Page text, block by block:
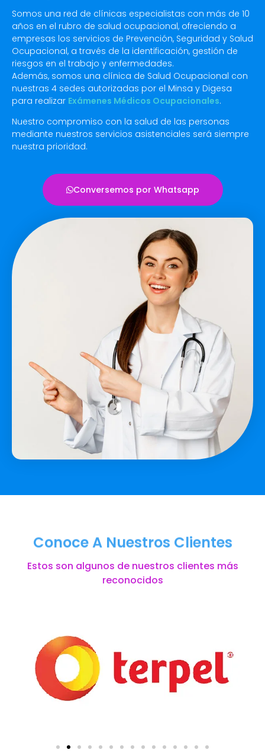
Somos una red de clínicas especialistas con más de 10
años en el rubro de salud ocupacional, ofreciendo a
empresas los servicios de Prevención, Seguridad y Salud
Ocupacional, a través de la identificación, gestión de
riesgos en el trabajo y enfermedades.
Además, somos una clínica de Salud Ocupacional con
nuestras 4 sedes autorizadas por el Minsa y Digesa
para realizar Exámenes Médicos Ocupacionales.
Nuestro compromiso con la salud de las personas
mediante nuestros servicios asistenciales será siempre
nuestra prioridad.
Conversemos por Whatsapp
Conoce A Nuestros Clientes
Estos son algunos de nuestros clientes más
reconocidos